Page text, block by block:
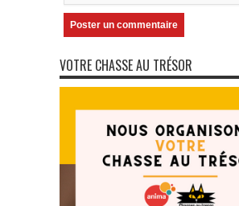
VOTRE CHASSE AU TRÉSOR